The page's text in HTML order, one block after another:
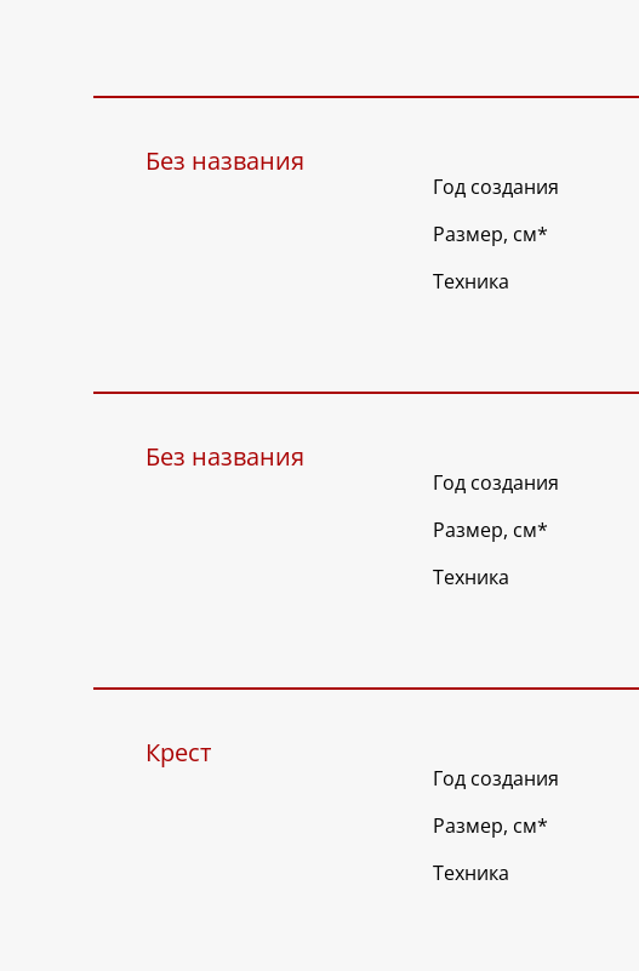
Без названия
Год создания
Размер, см*
Техника
Без названия
Год создания
Размер, см*
Техника
Крест
Год создания
Размер, см*
Техника